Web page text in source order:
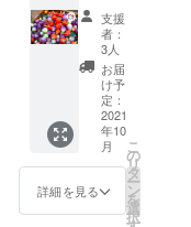
存は不
可。
日陰の
場所
で、自
然乾
燥。完
了の目
安は表
面にシ
ワがた
くさん
でき、
振ると
中で種
見て、
改めて
相談・
決定さ
せてい
ただき
ます。
・畑の
場所：
たま市
緑区南
ものな
ど 島と
うがら
し：
コー
レー
グース
のほか
肉みそ
など ビ
ベント
なん
て、な
かなか
い！？
はず！
ぜひわ
たした
いに来
てくだ
画。自
宅でな
かなか
作るこ
とがむ
ずかし
いメ
ニュー
も動画
を見な
がら一
お聞か
せくだ
さい。
・試作
候補は
以下に
なって
いま
す。
（仮）
ス
華！と
うがら
し詰め
合わせ
とオン
ライン
料理教
室の
セッ
ト】 と
うがら
しは気
支援
者：
3人
お届
け予
定：
2021
年10
月
詳細を見る
こ
の
リ
タ
ー
ン
を
選
択